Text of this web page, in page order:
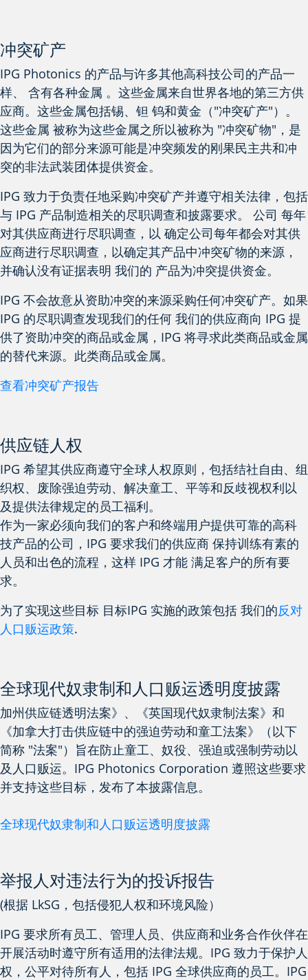
冲突矿产
IPG Photonics 的产品与许多其他高科技公司的产品一
样、 含有各种金属 。 这些金属来自世界各地的第三方供
应商。这些金属包括锡、钽 钨和黄金（"冲突矿产"）。
这些金属 被称为这些金属之所以被称为 "冲突矿物"，是
因为它们的部分来源可能是冲突频发的刚果民主共和冲
突的非法武装团体提供资金。
IPG 致力于负责任地采购冲突矿产并遵守相关法律，包括
与 IPG 产品制造相关的尽职调查和披露要求。 公司 每年
对其供应商进行尽职调查，以 确定公司每年都会对其供
应商进行尽职调查，以确定其产品中冲突矿物的来源，
并确认没有证据表明 我们的 产品为冲突提供资金。
IPG 不会故意从资助冲突的来源采购任何冲突矿产。如果
IPG 的尽职调查发现我们的任何 我们的供应商向 IPG 提
供了资助冲突的商品或金属，IPG 将寻求此类商品或金属
的替代来源。 此类商品或金属。
查看冲突矿产报告
供应链人权
IPG 希望其供应商遵守全球人权原则，包括结社自由、组
织权、废除强迫劳动、解决童工、平等和反歧视权利以
及提供法律规定的员工福利。
作为一家必须向我们的客户和终端用户提供可靠的高科
技产品的公司，IPG 要求我们的供应商 保持训练有素的
人员和出色的流程，这样 IPG 才能 满足客户的所有要
求。
为了实现这些目标 目标IPG 实施的政策包括 我们的反对
人口贩运政策.
全球现代奴隶制和人口贩运透明度披露
加州供应链透明法案》、《英国现代奴隶制法案》和
《加拿大打击供应链中的强迫劳动和童工法案》（以下
简称 "法案"）旨在防止童工、奴役、强迫或强制劳动以
及人口贩运。IPG Photonics Corporation 遵照这些要求
并支持这些目标，发布了本披露信息。
全球现代奴隶制和人口贩运透明度披露
举报人对违法行为的投诉报告
(根据 LkSG，包括侵犯人权和环境风险）
IPG 要求所有员工、管理人员、供应商和业务合作伙伴在
开展活动时遵守所有适用的法律法规。IPG 致力于保护人
权，公平对待所有人，包括 IPG 全球供应商的员工。IPG